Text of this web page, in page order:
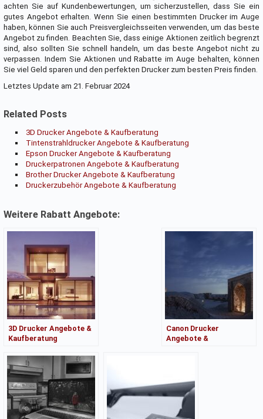
achten Sie auf Kundenbewertungen, um sicherzustellen, dass Sie ein
gutes Angebot erhalten. Wenn Sie einen bestimmten Drucker im Auge
haben, können Sie auch Preisvergleichsseiten verwenden, um das beste
Angebot zu finden. Beachten Sie, dass einige Aktionen zeitlich begrenzt
sind, also sollten Sie schnell handeln, um das beste Angebot nicht zu
verpassen. Indem Sie Aktionen und Rabatte im Auge behalten, können
Sie viel Geld sparen und den perfekten Drucker zum besten Preis finden.
Letztes Update am 21. Februar 2024
Related Posts
3D Drucker Angebote & Kaufberatung
Tintenstrahldrucker Angebote & Kaufberatung
Epson Drucker Angebote & Kaufberatung
Druckerpatronen Angebote & Kaufberatung
Brother Drucker Angebote & Kaufberatung
Druckerzubehör Angebote & Kaufberatung
Weitere Rabatt Angebote:
3D Drucker Angebote &
Kaufberatung
Canon Drucker
Angebote &